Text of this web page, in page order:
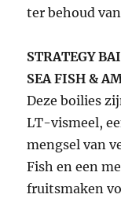
ter behoud
STRATEGY
SEA FISH &
Deze boilies
LT-vismeel,
mengsel van
Fish en een
fruitsmaken